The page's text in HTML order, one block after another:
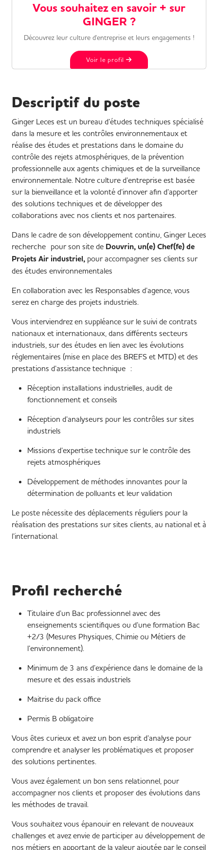
Vous souhaitez en savoir + sur
GINGER ?
Découvrez leur culture d'entreprise et leurs engagements !
Voir le profil
Descriptif du poste
Ginger Leces est un bureau d’études techniques spécialisé
dans la mesure et les contrôles environnementaux et
réalise des études et prestations dans le domaine du
contrôle des rejets atmosphériques, de la prévention
professionnelle aux agents chimiques et de la surveillance
environnementale. Notre culture d’entreprise est basée
sur la bienveillance et la volonté d’innover afin d’apporter
des solutions techniques et de développer des
collaborations avec nos clients et nos partenaires.
Dans le cadre de son développement continu, Ginger Leces
recherche pour son site de Douvrin, un(e) Chef(fe) de
Projets Air industriel, pour accompagner ses clients sur
des études environnementales
En collaboration avec les Responsables d’agence, vous
serez en charge des projets industriels.
Vous interviendrez en suppléance sur le suivi de contrats
nationaux et internationaux, dans différents secteurs
industriels, sur des études en lien avec les évolutions
réglementaires (mise en place des BREFS et MTD) et des
prestations d’assistance technique :
Réception installations industrielles, audit de
fonctionnement et conseils
Réception d’analyseurs pour les contrôles sur sites
industriels
Missions d’expertise technique sur le contrôle des
rejets atmosphériques
Développement de méthodes innovantes pour la
détermination de polluants et leur validation
Le poste nécessite des déplacements réguliers pour la
réalisation des prestations sur sites clients, au national et à
l’international.
Profil recherché
Titulaire d’un Bac professionnel avec des
enseignements scientifiques ou d’une formation Bac
+2/3 (Mesures Physiques, Chimie ou Métiers de
l’environnement).
Minimum de 3 ans d’expérience dans le domaine de la
mesure et des essais industriels
Maitrise du pack office
Permis B obligatoire
Vous êtes curieux et avez un bon esprit d’analyse pour
comprendre et analyser les problématiques et proposer
des solutions pertinentes.
Vous avez également un bon sens relationnel, pour
accompagner nos clients et proposer des évolutions dans
les méthodes de travail.
Vous souhaitez vous épanouir en relevant de nouveaux
challenges et avez envie de participer au développement de
nos métiers en apportant de la valeur ajoutée par le conseil